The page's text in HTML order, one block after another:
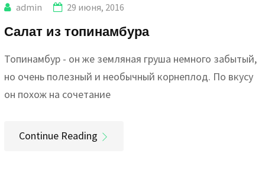
admin 29 июня, 2016
Салат из топинамбура
Топинамбур - он же земляная груша немного забытый,
но очень полезный и необычный корнеплод. По вкусу
он похож на сочетание
Continue Reading